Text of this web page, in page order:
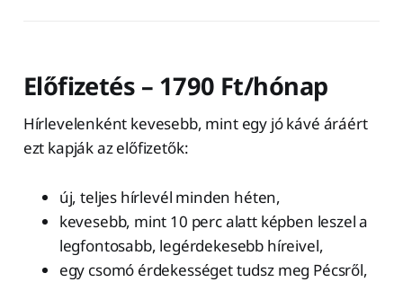
Előfizetés – 1790 Ft/hónap
Hírlevelenként kevesebb, mint egy jó kávé áráért
ezt kapják az előfizetők:
új, teljes hírlevél minden héten,
kevesebb, mint 10 perc alatt képben leszel a
legfontosabb, legérdekesebb híreivel,
egy csomó érdekességet tudsz meg Pécsről,